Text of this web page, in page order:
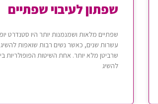
שפתון לעיבוי שפתיים
שפתיים מלאות ושמנמנות יותר היו סטנדרט
עשרות שנים, כאשר נשים רבות שואפות
שרביטן מלא יותר. אחת השיטות הפופולריות
להשיג